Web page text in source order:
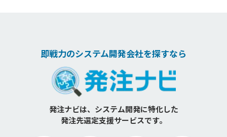
即戦力のシステム開発会社を探すなら
発注ナビは、システム開発に特化した
発注先選定支援サービスです。